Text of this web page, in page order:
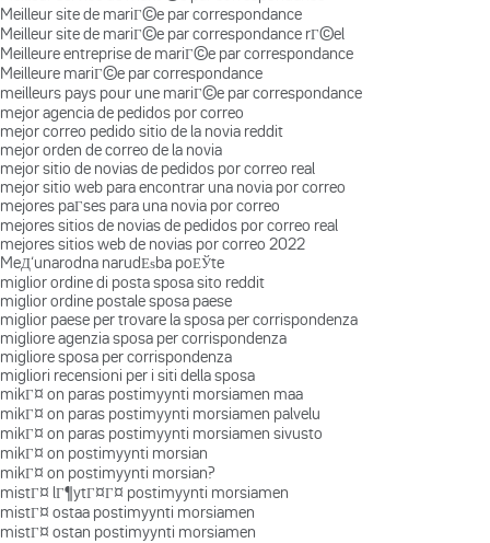
Meilleur site de mariГ©e par correspondance
Meilleur site de mariГ©e par correspondance rГ©el
Meilleure entreprise de mariГ©e par correspondance
Meilleure mariГ©e par correspondance
meilleurs pays pour une mariГ©e par correspondance
mejor agencia de pedidos por correo
mejor correo pedido sitio de la novia reddit
mejor orden de correo de la novia
mejor sitio de novias de pedidos por correo real
mejor sitio web para encontrar una novia por correo
mejores paГ­ses para una novia por correo
mejores sitios de novias de pedidos por correo real
mejores sitios web de novias por correo 2022
MeД‘unarodna narudЕѕba poЕЎte
miglior ordine di posta sposa sito reddit
miglior ordine postale sposa paese
miglior paese per trovare la sposa per corrispondenza
migliore agenzia sposa per corrispondenza
migliore sposa per corrispondenza
migliori recensioni per i siti della sposa
mikГ¤ on paras postimyynti morsiamen maa
mikГ¤ on paras postimyynti morsiamen palvelu
mikГ¤ on paras postimyynti morsiamen sivusto
mikГ¤ on postimyynti morsian
mikГ¤ on postimyynti morsian?
mistГ¤ lГ¶ytГ¤Г¤ postimyynti morsiamen
mistГ¤ ostaa postimyynti morsiamen
mistГ¤ ostan postimyynti morsiamen